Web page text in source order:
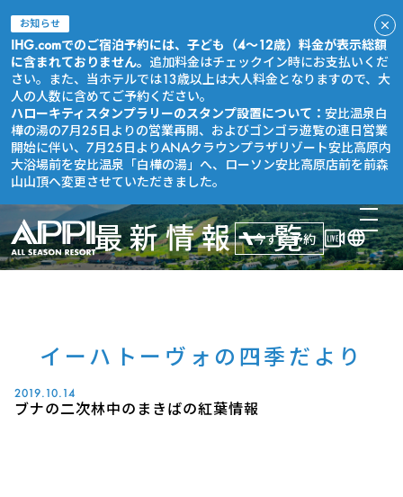
お知らせ
IHG.comでのご宿泊予約には、子ども（4～12歳）料金が表示総額
に含まれておりません。 追加料金はチェックイン時にお支払いくだ
さい。また、当ホテルでは13歳以上は大人料金となりますので、大
人の人数に含めてご予約ください。
ハローキティスタンプラリーのスタンプ設置について： 安比温泉白
樺の湯の7月25日よりの営業再開、およびゴンゴラ遊覧の連日営業
開始に伴い、7月25日よりANAクラウンプラザリゾート安比高原内
大浴場前を安比温泉「白樺の湯」へ、ローソン安比高原店前を前森
山山頂へ変更させていただきました。
今すぐ予約
最新情報一覧
イーハトーヴォの四季だより
2019.10.14
ブナの二次林中のまきばの紅葉情報